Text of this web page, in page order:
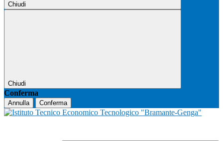
Chiudi
Chiudi
Conferma
Annulla Conferma